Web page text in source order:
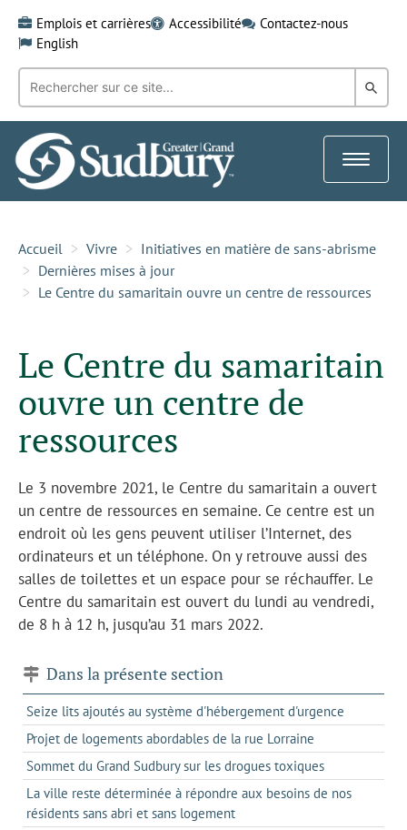
content
Emplois et carrières Accessibilité
Contactez-nous
English
Recherche
mot-
clé:
dans
Toggle
Accueil Vivre
Initiatives en matière de sans-abrisme
Dernières mises à jour
Le Centre du samaritain ouvre un centre de ressources
Le Centre du samaritain
ouvre un centre de
ressources
Le 3 novembre 2021, le Centre du samaritain a ouvert
un centre de ressources en semaine. Ce centre est un
endroit où les gens peuvent utiliser l’Internet, des
ordinateurs et un téléphone. On y retrouve aussi des
salles de toilettes et un espace pour se réchauffer. Le
Centre du samaritain est ouvert du lundi au vendredi,
de 8 h à 12 h, jusqu’au 31 mars 2022.
Dans la présente section
Seize lits ajoutés au système d'hébergement d'urgence
Projet de logements abordables de la rue Lorraine
Sommet du Grand Sudbury sur les drogues toxiques
La ville reste déterminée à répondre aux besoins de nos
résidents sans abri et sans logement